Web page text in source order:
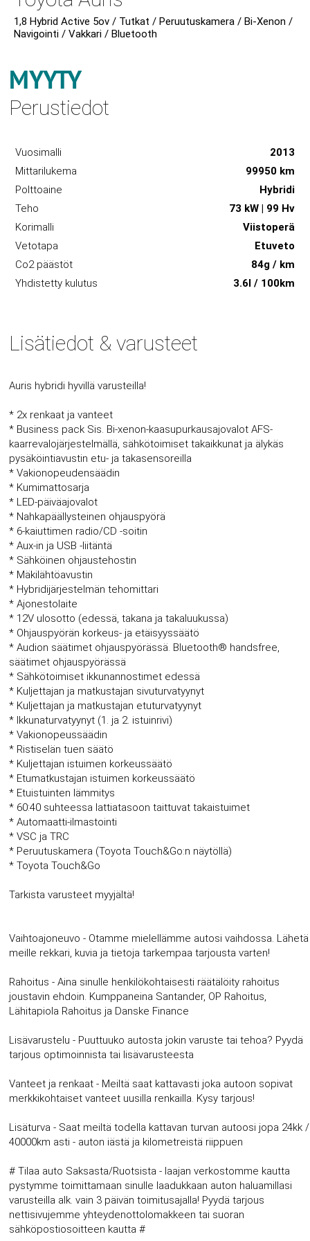
1,8 Hybrid Active 5ov / Tutkat / Peruutuskamera / Bi-Xenon /
Navigointi / Vakkari / Bluetooth
MYYTY
Perustiedot
Vuosimalli
2013
Mittarilukema
99950 km
Polttoaine
Hybridi
Teho
73 kW | 99 Hv
Korimalli
Viistoperä
Vetotapa
Etuveto
Co2 päästöt
84g / km
Yhdistetty kulutus
3.6l / 100km
Lisätiedot & varusteet
Auris hybridi hyvillä varusteilla!
* 2x renkaat ja vanteet
* Business pack Sis. Bi-xenon-kaasupurkausajovalot AFS-
kaarrevalojärjestelmällä, sähkötoimiset takaikkunat ja älykäs
pysäköintiavustin etu- ja takasensoreilla
* Vakionopeudensäädin
* Kumimattosarja
* LED-päiväajovalot
* Nahkapäällysteinen ohjauspyörä
* 6-kaiuttimen radio/CD -soitin
* Aux-in ja USB -liitäntä
* Sähköinen ohjaustehostin
* Mäkilähtöavustin
* Hybridijärjestelmän tehomittari
* Ajonestolaite
* 12V ulosotto (edessä, takana ja takaluukussa)
* Ohjauspyörän korkeus- ja etäisyyssäätö
* Audion säätimet ohjauspyörässä. Bluetooth® handsfree,
säätimet ohjauspyörässä
* Sähkötoimiset ikkunannostimet edessä
* Kuljettajan ja matkustajan sivuturvatyynyt
* Kuljettajan ja matkustajan etuturvatyynyt
* Ikkunaturvatyynyt (1. ja 2. istuinrivi)
* Vakionopeussäädin
* Ristiselän tuen säätö
* Kuljettajan istuimen korkeussäätö
* Etumatkustajan istuimen korkeussäätö
* Etuistuinten lämmitys
* 60:40 suhteessa lattiatasoon taittuvat takaistuimet
* Automaatti-ilmastointi
* VSC ja TRC
* Peruutuskamera (Toyota Touch&Go:n näytöllä)
* Toyota Touch&Go
Tarkista varusteet myyjältä!
Vaihtoajoneuvo - Otamme mielellämme autosi vaihdossa. Lähetä
meille rekkari, kuvia ja tietoja tarkempaa tarjousta varten!
Rahoitus - Aina sinulle henkilökohtaisesti räätälöity rahoitus
joustavin ehdoin. Kumppaneina Santander, OP Rahoitus,
Lähitapiola Rahoitus ja Danske Finance
Lisävarustelu - Puuttuuko autosta jokin varuste tai tehoa? Pyydä
tarjous optimoinnista tai lisävarusteesta
Vanteet ja renkaat - Meiltä saat kattavasti joka autoon sopivat
merkkikohtaiset vanteet uusilla renkailla. Kysy tarjous!
Lisäturva - Saat meiltä todella kattavan turvan autoosi jopa 24kk /
40000km asti - auton iästä ja kilometreistä riippuen
# Tilaa auto Saksasta/Ruotsista - laajan verkostomme kautta
pystymme toimittamaan sinulle laadukkaan auton haluamillasi
varusteilla alk. vain 3 päivän toimitusajalla! Pyydä tarjous
nettisivujemme yhteydenottolomakkeen tai suoran
sähköpostiosoitteen kautta #